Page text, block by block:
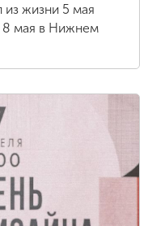
из жизни 5 мая
8 мая в Нижнем